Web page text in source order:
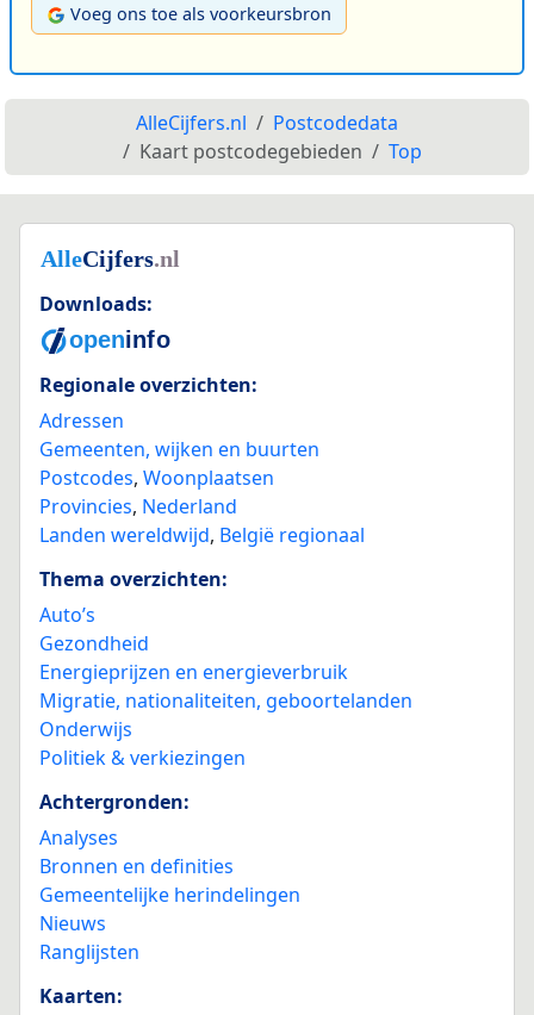
Voeg ons toe als voorkeursbron
AlleCijfers.nl
Postcodedata
Kaart postcodegebieden
Top
Downloads:
Regionale overzichten:
Adressen
Gemeenten, wijken en buurten
Postcodes, Woonplaatsen
Provincies, Nederland
Landen wereldwijd, België regionaal
Thema overzichten:
Auto’s
Gezondheid
Energieprijzen en energieverbruik
Migratie, nationaliteiten, geboortelanden
Onderwijs
Politiek & verkiezingen
Achtergronden:
Analyses
Bronnen en definities
Gemeentelijke herindelingen
Nieuws
Ranglijsten
Kaarten: